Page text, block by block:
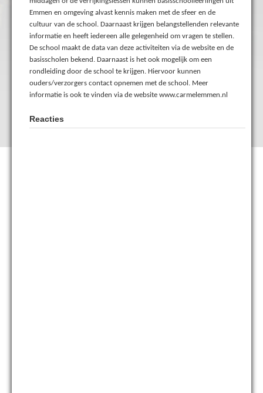
Emmen en omgeving alvast kennis maken met de sfeer en de
cultuur van de school. Daarnaast krijgen belangstellenden relevante
informatie en heeft iedereen alle gelegenheid om vragen te stellen.
De school maakt de data van deze activiteiten via de website en de
basisscholen bekend. Daarnaast is het ook mogelijk om een
rondleiding door de school te krijgen. Hiervoor kunnen
ouders/verzorgers contact opnemen met de school. Meer
informatie is ook te vinden via de website www.carmelemmen.nl
Reacties